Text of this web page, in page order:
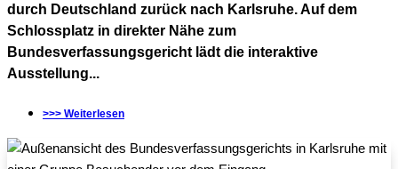
durch Deutschland zurück nach Karlsruhe. Auf dem
Schlossplatz in direkter Nähe zum
Bundesverfassungsgericht lädt die interaktive
Ausstellung...
>>> Weiterlesen